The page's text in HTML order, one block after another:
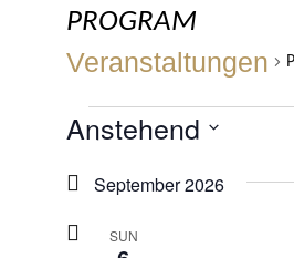
PROGRAM
Veranstaltungen
Anstehend
wählen.
September 2026
SUN